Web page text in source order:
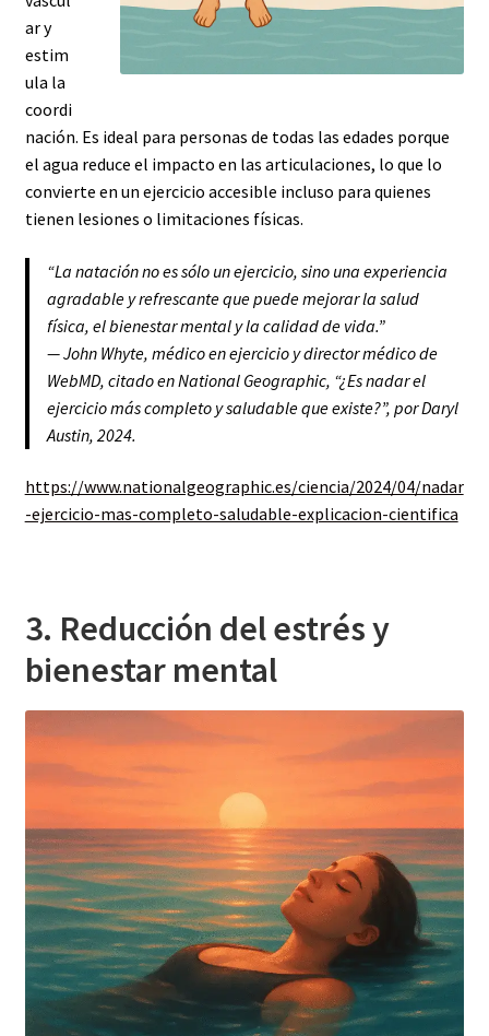
ar y
estim
ula la
coordi
nación. Es ideal para personas de todas las edades porque
el agua reduce el impacto en las articulaciones, lo que lo
convierte en un ejercicio accesible incluso para quienes
tienen lesiones o limitaciones físicas.
“La natación no es sólo un ejercicio, sino una experiencia
agradable y refrescante que puede mejorar la salud
física, el bienestar mental y la calidad de vida.”
— John Whyte, médico en ejercicio y director médico de
WebMD, citado enNational Geographic, “¿Es nadar el
ejercicio más completo y saludable que existe?”, por Daryl
Austin, 2024.
https://www.nationalgeographic.es/ciencia/2024/04/nadar
-ejercicio-mas-completo-saludable-explicacion-cientifica
3. Reducción del estrés y
bienestar mental